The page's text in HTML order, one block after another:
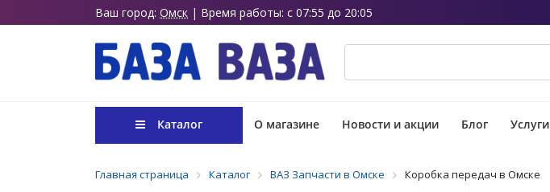
Ваш город: Омск | Время работы: с 07:55 до 20:05
Каталог О магазине Новости и акции Блог Услуги
Главная страница Каталог ВАЗ Запчасти в Омске Коробка передач в Омске